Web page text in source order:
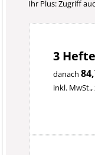
Ihr Plus: Zugriff
3
danach
inkl. MwSt.,